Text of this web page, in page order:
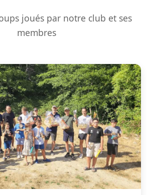
joués par notre club et ses
membres